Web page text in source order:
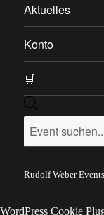
Aktuelles
Konto
🛒
search
Rudolf Weber Events
WordPress Cookie